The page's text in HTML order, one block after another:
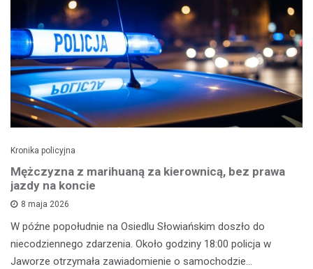
Kronika policyjna
Mężczyzna z marihuaną za kierownicą, bez prawa
jazdy na koncie
8 maja 2026
W późne popołudnie na Osiedlu Słowiańskim doszło do
niecodziennego zdarzenia. Około godziny 18:00 policja w
Jaworze otrzymała zawiadomienie o samochodzie…